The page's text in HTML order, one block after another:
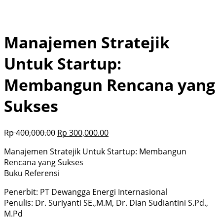
Manajemen Stratejik
Untuk Startup:
Membangun Rencana yang
Sukses
Rp400,000.00 Rp 300,000.00
Manajemen Stratejik Untuk Startup: Membangun
Rencana yang Sukses
Buku Referensi
Penerbit: PT Dewangga Energi Internasional
Penulis: Dr. Suriyanti SE.,M.M, Dr. Dian Sudiantini S.Pd.,
M.Pd